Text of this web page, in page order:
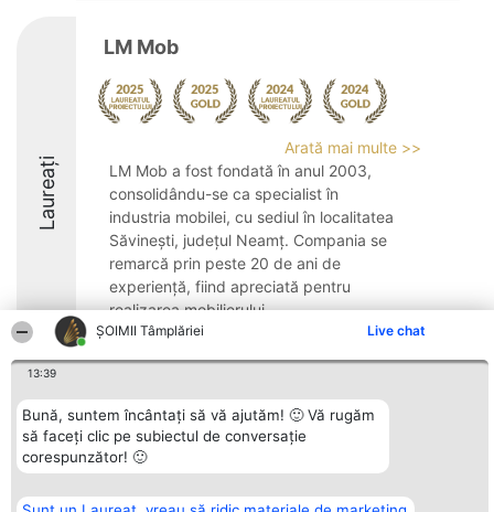
ȘOIMII Tâmplăriei Live chat
13:39
Bună, suntem încântați să vă ajutăm! 🙂 Vă rugăm
să faceți clic pe subiectul de conversație
corespunzător! 🙂
Laureați
LM Mob
Arată mai multe >>
LM Mob a fost fondată în anul 2003,
consolidându-se ca specialist în
industria mobilei, cu sediul în localitatea
Săvinești, județul Neamț. Compania se
remarcă prin peste 20 de ani de
experiență, fiind apreciată pentru
realizarea mobilierului ...
9.3
Organizator Ranking
BRIGHT SOLUTIONS BR SRL
Aleea Timisul De Sus 2 Bl. A30
Sc. A Et. 4 Ap. 13 Cod 061952
București
Plebiscyt
Câștigătorii
Laureaților
Reguli
Contact